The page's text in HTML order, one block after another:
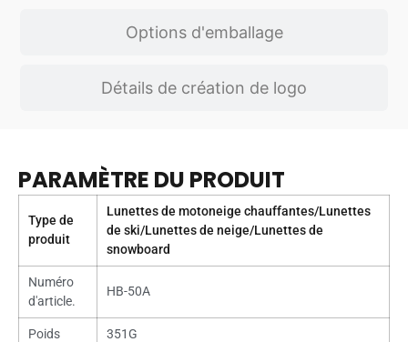
Options d'emballage
Détails de création de logo
PARAMÈTRE DU PRODUIT
Type de
produit
Lunettes de motoneige chauffantes/Lunettes
de ski/Lunettes de neige/Lunettes de
snowboard
Numéro
d'article.
HB-50A
Poids 351G